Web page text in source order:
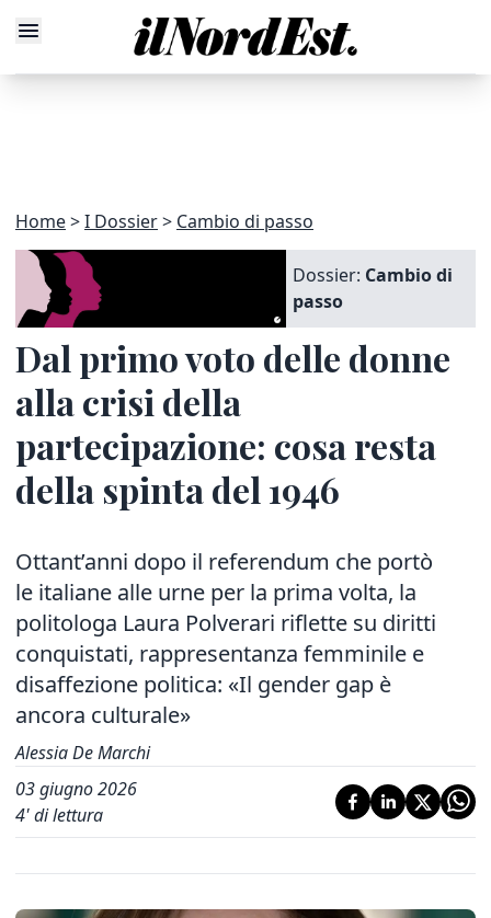
Home I Dossier Cambio di passo
Dossier: Cambio di
passo
Dal primo voto delle donne
alla crisi della
partecipazione: cosa resta
della spinta del 1946
Ottant’anni dopo il referendum che portò
le italiane alle urne per la prima volta, la
politologa Laura Polverari riflette su diritti
conquistati, rappresentanza femminile e
disaffezione politica: «Il gender gap è
ancora culturale»
Alessia De Marchi
03 giugno 2026
4' di lettura